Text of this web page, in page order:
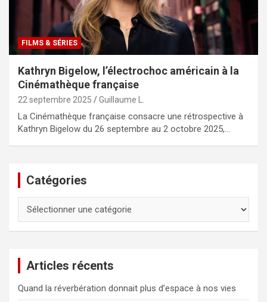
FILMS & SÉRIES
Kathryn Bigelow, l’électrochoc américain à la
Cinémathèque française
22 septembre 2025 Guillaume L.
La Cinémathèque française consacre une rétrospective à
Kathryn Bigelow du 26 septembre au 2 octobre 2025,…
Catégories
Articles récents
Quand la réverbération donnait plus d’espace à nos vies